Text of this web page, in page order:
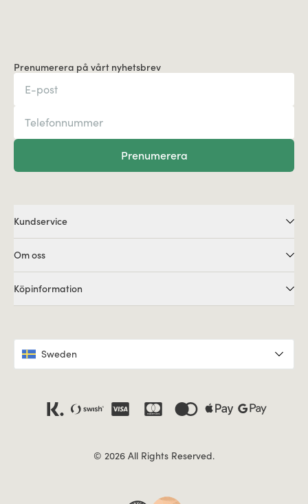
Prenumerera på vårt nyhetsbrev
Prenumerera
© 2026 All Rights Reserved.
Kundservice
Om oss
Köpinformation
Sweden